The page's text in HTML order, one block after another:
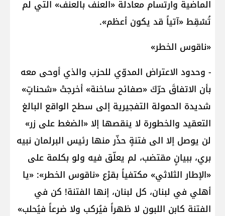
الماضية وارتسام معادلة «العنف بالعنف» التي لم
تُسْقِط «آتياً قد يكون أعظم».
«ناقوس الخطر»
- وحدود الاعتراض المدوّي للحزب والذي أوحى معه
بأن الاتفاقَ حرّكَ «صفائح ساخنة» أخرجتْ «شحناتٍ»
شديدة الحمولة التفجيرية إلى سطح الواقع البالغ
التعقيد والخطورة لا ينقصها إلا «الضغط على زر»
لن يوصل إلا الى فتنةٍ حذّر منها رئيس البرلمان نبيه
بري، ببيانٍ مقتضب، لم يعلّق فيه ولو بكلمة على
«الإطار الثلاثي» مكتفياً بقرْع «ناقوس الخطر»: «يا
أهلي في لبنان، كل لبنان، إنها الفتنة! كن في
الفتنة كابن اللبون لا ظهراً فيُركب ولا ضرعاً فيُحلب»